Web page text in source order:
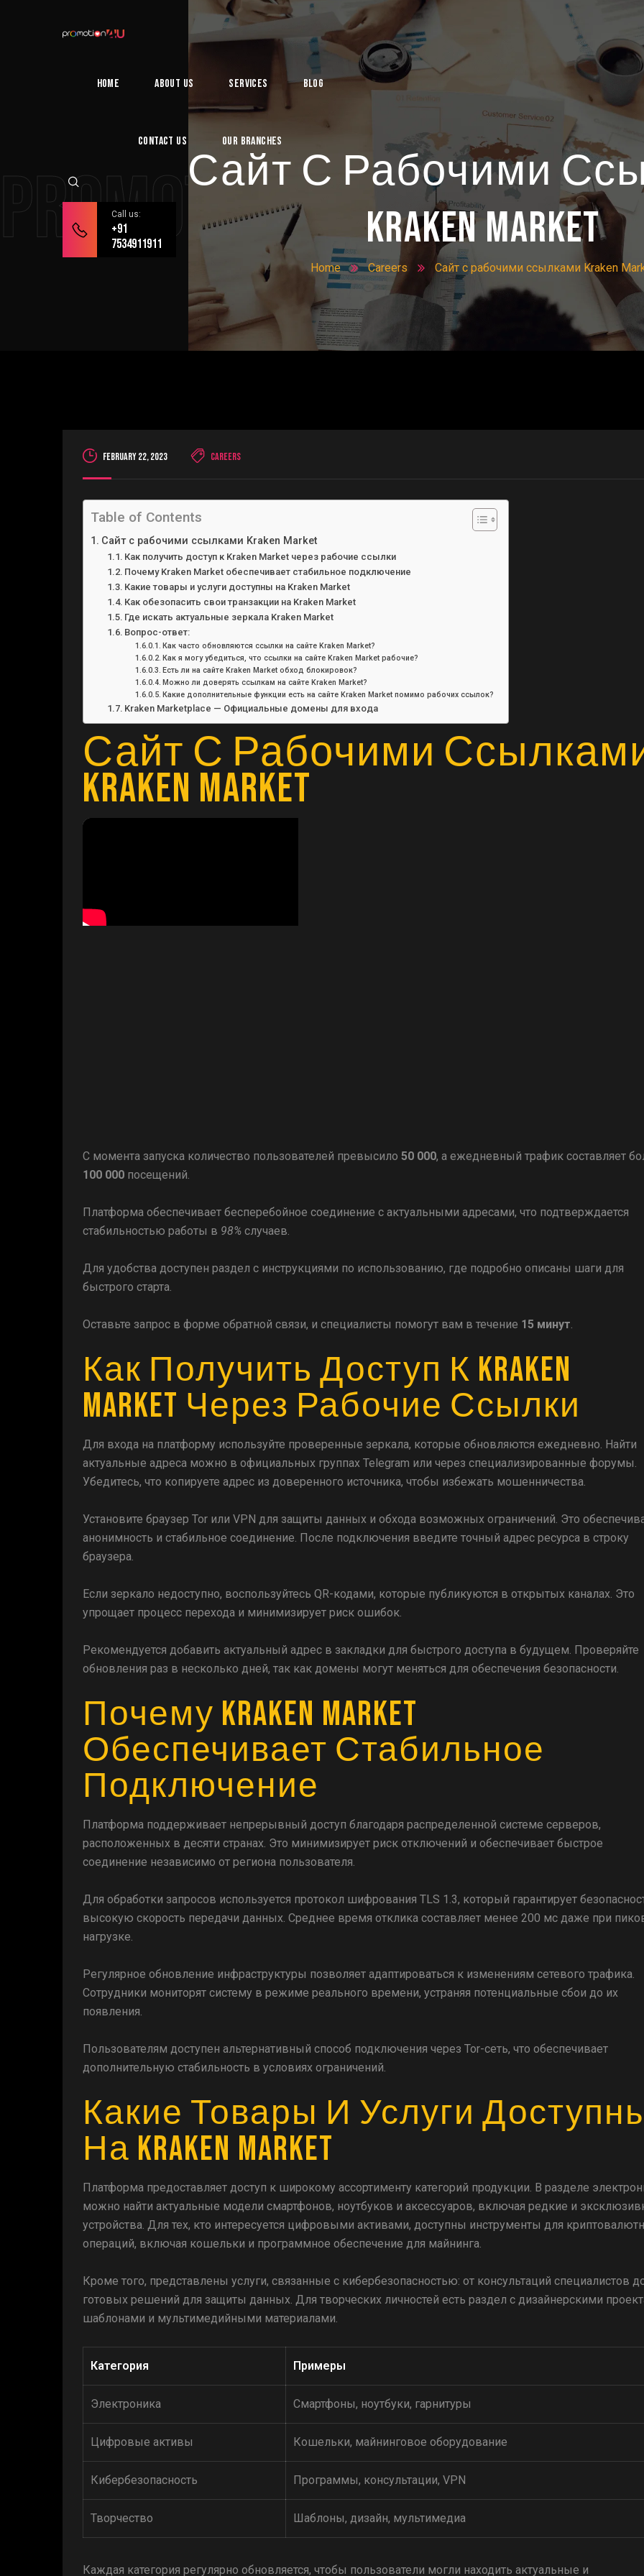
Home About Us Services Blog
Contact Us Our Branches
Call us:
+91
7534911911
Promotion4UСайт С Рабочими
Kraken Market
Home Careers Сайт с рабочими ссылками Kraken
February 22, 2023 Careers
Table of Contents
Сайт с рабочими ссылками Kraken Market
Как получить доступ к Kraken Market через рабочие ссылки
Почему Kraken Market обеспечивает стабильное подключение
Какие товары и услуги доступны на Kraken Market
Как обезопасить свои транзакции на Kraken Market
Где искать актуальные зеркала Kraken Market
Вопрос-ответ:
Как часто обновляются ссылки на сайте Kraken Market?
Как я могу убедиться, что ссылки на сайте Kraken Market рабочие?
Есть ли на сайте Kraken Market обход блокировок?
Можно ли доверять ссылкам на сайте Kraken Market?
Какие дополнительные функции есть на сайте Kraken Market помимо рабочих ссылок?
Kraken Marketplace — Официальные домены для входа
Сайт С Рабочими
Kraken Market
С момента запуска количество пользователей превысило 50 000, а ежедневный трафик составляет
100 000 посещений.
Платформа обеспечивает бесперебойное соединение с актуальными адресами, что подтверждается
стабильностью работы в 98% случаев.
Для удобства доступен раздел с инструкциями по использованию, где подробно описаны шаги для
быстрого старта.
Оставьте запрос в форме обратной связи, и специалисты помогут вам в течение 15 минут.
Как Получить Доступ К Kraken
Market Через Рабочие Ссылки
Для входа на платформу используйте проверенные зеркала, которые обновляются ежедневно. Найти
актуальные адреса можно в официальных группах Telegram или через специализированные форумы.
Убедитесь, что копируете адрес из доверенного источника, чтобы избежать мошенничества.
Установите браузер Tor или VPN для защиты данных и обхода возможных ограничений. Это
анонимность и стабильное соединение. После подключения введите точный адрес ресурса в строку
браузера.
Если зеркало недоступно, воспользуйтесь QR-кодами, которые публикуются в открытых каналах. Это
упрощает процесс перехода и минимизирует риск ошибок.
Рекомендуется добавить актуальный адрес в закладки для быстрого доступа в будущем. Проверяйте
обновления раз в несколько дней, так как домены могут меняться для обеспечения безопасности.
Почему Kraken Market
Обеспечивает Стабильное
Подключение
Платформа поддерживает непрерывный доступ благодаря распределенной системе серверов,
расположенных в десяти странах. Это минимизирует риск отключений и обеспечивает быстрое
соединение независимо от региона пользователя.
Для обработки запросов используется протокол шифрования TLS 1.3, который гарантирует
высокую скорость передачи данных. Среднее время отклика составляет менее 200 мс даже при
нагрузке.
Регулярное обновление инфраструктуры позволяет адаптироваться к изменениям сетевого трафика.
Сотрудники мониторят систему в режиме реального времени, устраняя потенциальные сбои до их
появления.
Пользователям доступен альтернативный способ подключения через Tor-сеть, что обеспечивает
дополнительную стабильность в условиях ограничений.
Какие Товары И Услуги
На Kraken Market
Платформа предоставляет доступ к широкому ассортименту категорий продукции. В разделе
можно найти актуальные модели смартфонов, ноутбуков и аксессуаров, включая редкие и
устройства. Для тех, кто интересуется цифровыми активами, доступны инструменты для
операций, включая кошельки и программное обеспечение для майнинга.
Кроме того, представлены услуги, связанные с кибербезопасностью: от консультаций специалистов
готовых решений для защиты данных. Для творческих личностей есть раздел с дизайнерскими
шаблонами и мультимедийными материалами.
Категория Примеры
Электроника Смартфоны, ноутбуки, гарнитуры
Цифровые активы Кошельки, майнинговое оборудование
Кибербезопасность Программы, консультации, VPN
Творчество Шаблоны, дизайн, мультимедиа
Каждая категория регулярно обновляется, чтобы пользователи могли находить актуальные и